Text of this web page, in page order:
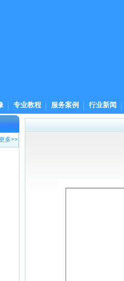
专业教程 服务案例 行业新闻
多>>